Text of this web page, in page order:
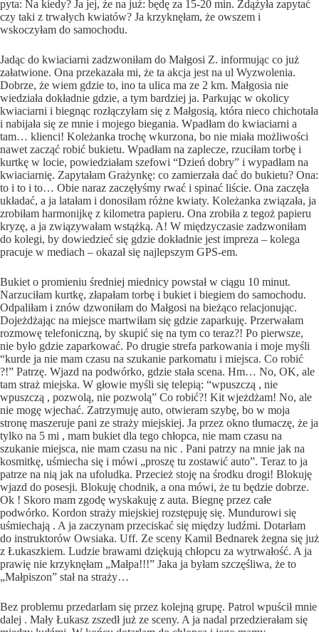
pyta: Na kiedy? Ja jej, że na już: będę za 15-20 min. Zdążyła zapytać
czy taki z trwałych kwiatów? Ja krzyknęłam, że owszem i
wskoczyłam do samochodu.
Jadąc do kwiaciarni zadzwoniłam do Małgosi Z. informując co już
załatwione. Ona przekazała mi, że ta akcja jest na ul Wyzwolenia.
Dobrze, że wiem gdzie to, ino ta ulica ma ze 2 km. Małgosia nie
wiedziała dokładnie gdzie, a tym bardziej ja. Parkując w okolicy
kwiaciarni i biegnąc rozłączyłam się z Małgosią, która nieco chichotała
i nabijała się ze mnie i mojego biegania. Wpadłam do kwiaciarni a
tam… klienci! Koleżanka trochę wkurzona, bo nie miała możliwości
nawet zacząć robić bukietu. Wpadłam na zaplecze, rzuciłam torbę i
kurtkę w locie, powiedziałam szefowi “Dzień dobry” i wypadłam na
kwiaciarnię. Zapytałam Grażynkę: co zamierzała dać do bukietu? Ona:
to i to i to… Obie naraz zaczęłyśmy rwać i spinać liście. Ona zaczęła
układać, a ja latałam i donosiłam różne kwiaty. Koleżanka związała, ja
zrobiłam harmonijkę z kilometra papieru. Ona zrobiła z tegoż papieru
kryzę, a ja związywałam wstążką. A! W międzyczasie zadzwoniłam
do kolegi, by dowiedzieć się gdzie dokładnie jest impreza – kolega
pracuje w mediach – okazał się najlepszym GPS-em.
Bukiet o promieniu średniej miednicy powstał w ciągu 10 minut.
Narzuciłam kurtkę, złapałam torbę i bukiet i biegiem do samochodu.
Odpaliłam i znów dzwoniłam do Małgosi na bieżąco relacjonując.
Dojeżdżając na miejsce martwiłam się gdzie zaparkuję. Przerwałam
rozmowę telefoniczną, by skupić się na tym co teraz?! Po pierwsze,
nie było gdzie zaparkować. Po drugie strefa parkowania i moje myśli
“kurde ja nie mam czasu na szukanie parkomatu i miejsca. Co robić
?!” Patrzę. Wjazd na podwórko, gdzie stała scena. Hm… No, OK, ale
tam straż miejska. W głowie myśli się telepią: “wpuszczą , nie
wpuszczą , pozwolą, nie pozwolą” Co robić?! Kit wjeżdżam! No, ale
nie mogę wjechać. Zatrzymuję auto, otwieram szybę, bo w moja
stronę maszeruje pani ze straży miejskiej. Ja przez okno tłumaczę, że ja
tylko na 5 mi , mam bukiet dla tego chłopca, nie mam czasu na
szukanie miejsca, nie mam czasu na nic . Pani patrzy na mnie jak na
kosmitkę, uśmiecha się i mówi „proszę tu zostawić auto”. Teraz to ja
patrze na nią jak na ufoludka. Przecież stoję na środku drogi! Blokuję
wjazd do posesji. Blokuję chodnik, a ona mówi, że tu będzie dobrze.
Ok ! Skoro mam zgodę wyskakuję z auta. Biegnę przez całe
podwórko. Kordon straży miejskiej rozstępuję się. Mundurowi się
uśmiechają . A ja zaczynam przeciskać się między ludźmi. Dotarłam
do instruktorów Owsiaka. Uff. Ze sceny Kamil Bednarek żegna się już
z Łukaszkiem. Ludzie brawami dziękują chłopcu za wytrwałość. A ja
prawię nie krzyknęłam „Małpa!!!” Jaka ja byłam szczęśliwa, że to
„Małpiszon” stał na straży…
Bez problemu przedarłam się przez kolejną grupę. Patrol wpuścił mnie
dalej . Mały Łukasz zszedł już ze sceny. A ja nadal przedzierałam się